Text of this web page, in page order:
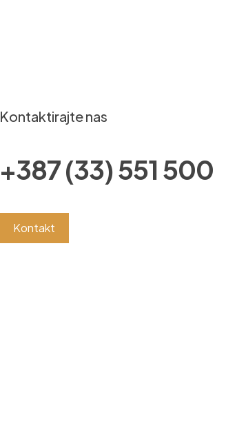
Kontaktirajte nas
+387 (33) 551 500
Kontakt